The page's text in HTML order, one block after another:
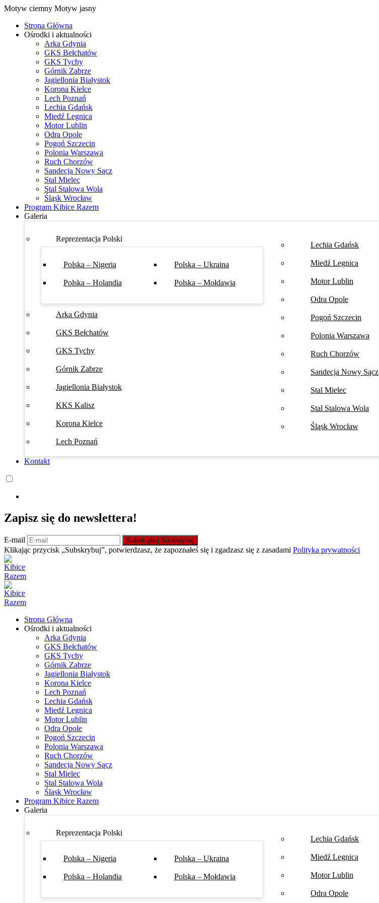
Motyw ciemny Motyw jasny
Strona Główna
Ośrodki i aktualności
Arka Gdynia
GKS Bełchatów
GKS Tychy
Górnik Zabrze
Jagiellonia Białystok
Korona Kielce
Lech Poznań
Lechia Gdańsk
Miedź Legnica
Motor Lublin
Odra Opole
Pogoń Szczecin
Polonia Warszawa
Ruch Chorzów
Sandecja Nowy Sącz
Stal Mielec
Stal Stalowa Wola
Śląsk Wrocław
Program Kibice Razem
Galeria
Reprezentacja Polski
Polska – Nigeria
Polska – Holandia
Polska – Ukraina
Polska – Mołdawia
Arka Gdynia
GKS Bełchatów
GKS Tychy
Górnik Zabrze
Jagiellonia Białystok
KKS Kalisz
Korona Kielce
Lech Poznań
Lechia Gdańsk
Miedź Legnica
Motor Lublin
Odra Opole
Pogoń Szczecin
Polonia Warszawa
Ruch Chorzów
Sandecja Nowy Sącz
Stal Mielec
Stal Stalowa Wola
Śląsk Wrocław
Kontakt
Zapisz się do newslettera!
E-mail Subskrybuj Subskrybuj
Klikając przycisk „Subskrybuj”, potwierdzasz, że zapoznałeś się i zgadzasz się z zasadami Polityka prywatności
Strona Główna
Ośrodki i aktualności
Arka Gdynia
GKS Bełchatów
GKS Tychy
Górnik Zabrze
Jagiellonia Białystok
Korona Kielce
Lech Poznań
Lechia Gdańsk
Miedź Legnica
Motor Lublin
Odra Opole
Pogoń Szczecin
Polonia Warszawa
Ruch Chorzów
Sandecja Nowy Sącz
Stal Mielec
Stal Stalowa Wola
Śląsk Wrocław
Program Kibice Razem
Galeria
Reprezentacja Polski
Polska – Nigeria
Polska – Holandia
Polska – Ukraina
Polska – Mołdawia
Lechia Gdańsk
Miedź Legnica
Motor Lublin
Odra Opole